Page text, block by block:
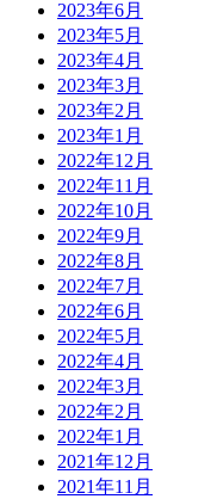
2023年6月
2023年5月
2023年4月
2023年3月
2023年2月
2023年1月
2022年12月
2022年11月
2022年10月
2022年9月
2022年8月
2022年7月
2022年6月
2022年5月
2022年4月
2022年3月
2022年2月
2022年1月
2021年12月
2021年11月